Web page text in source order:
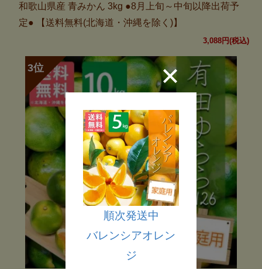
和歌山県産 青みかん 3kg ●8月上旬～中旬以降出荷予
定● 【送料無料(北海道・沖縄を除く)】
3,088円(税込)
順次発送中
バレンシアオレン
ジ